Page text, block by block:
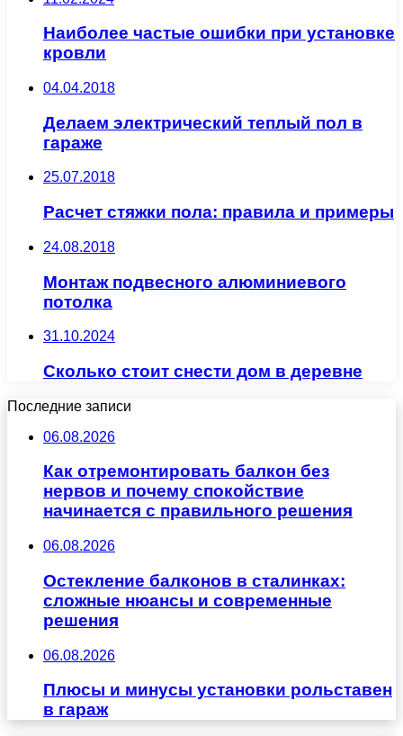
Наиболее частые ошибки при установке
кровли
04.04.2018
Делаем электрический теплый пол в
гараже
25.07.2018
Расчет стяжки пола: правила и примеры
24.08.2018
Монтаж подвесного алюминиевого
потолка
31.10.2024
Сколько стоит снести дом в деревне
Последние записи
06.08.2026
Как отремонтировать балкон без
нервов и почему спокойствие
начинается с правильного решения
06.08.2026
Остекление балконов в сталинках:
сложные нюансы и современные
решения
06.08.2026
Плюсы и минусы установки рольставен
в гараж